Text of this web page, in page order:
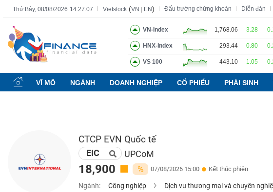
Thứ Bảy, 08/08/2026 14:27:08 Vietstock (VN EN) Đấu trường chứng khoán Diễn đàn
VN-Index 1,768.06 3.28
HNX-Index 293.44 0.80
VS 100 443.10 1.05
VĨ MÔ NGÀNH DOANH NGHIỆP CỔ PHIẾU PHÁI SINH
CTCP EVN Quốc tế
EIC UPCoM
18,900 % 07/08/2026 15:00 Kết thúc phiên
Ngành: Công nghiệp Dịch vụ thương mại và chuyên
Tất cả Tính năng Ngành Mã chứng khoán Lãnh đạo
Tính
năng
(-)
CHỨNG
KHOÁN